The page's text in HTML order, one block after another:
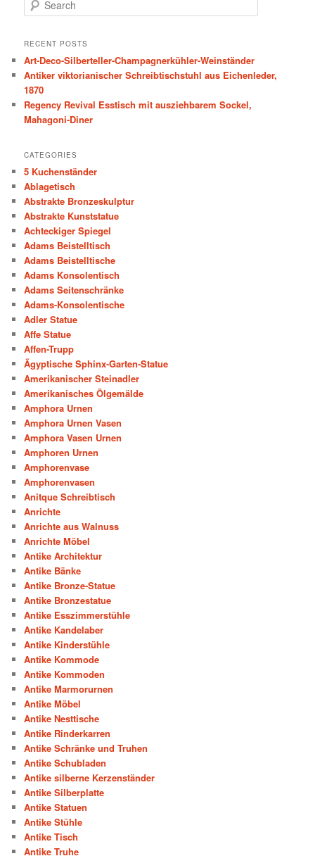
e
r
h
RECENT POSTS
Art-Deco-Silberteller-Champagnerkühler-Weinständer
Antiker viktorianischer Schreibtischstuhl aus Eichenleder,
1870
Regency Revival Esstisch mit ausziehbarem Sockel,
Mahagoni-Diner
CATEGORIES
5 Kuchenständer
Ablagetisch
Abstrakte Bronzeskulptur
Abstrakte Kunststatue
Achteckiger Spiegel
Adams Beistelltisch
Adams Beistelltische
Adams Konsolentisch
Adams Seitenschränke
Adams-Konsolentische
Adler Statue
Affe Statue
Affen-Trupp
Ägyptische Sphinx-Garten-Statue
Amerikanischer Steinadler
Amerikanisches Ölgemälde
Amphora Urnen
Amphora Urnen Vasen
Amphora Vasen Urnen
Amphoren Urnen
Amphorenvase
Amphorenvasen
Anitque Schreibtisch
Anrichte
Anrichte aus Walnuss
Anrichte Möbel
Antike Architektur
Antike Bänke
Antike Bronze-Statue
Antike Bronzestatue
Antike Esszimmerstühle
Antike Kandelaber
Antike Kinderstühle
Antike Kommode
Antike Kommoden
Antike Marmorurnen
Antike Möbel
Antike Nesttische
Antike Rinderkarren
Antike Schränke und Truhen
Antike Schubladen
Antike silberne Kerzenständer
Antike Silberplatte
Antike Statuen
Antike Stühle
Antike Tisch
Antike Truhe